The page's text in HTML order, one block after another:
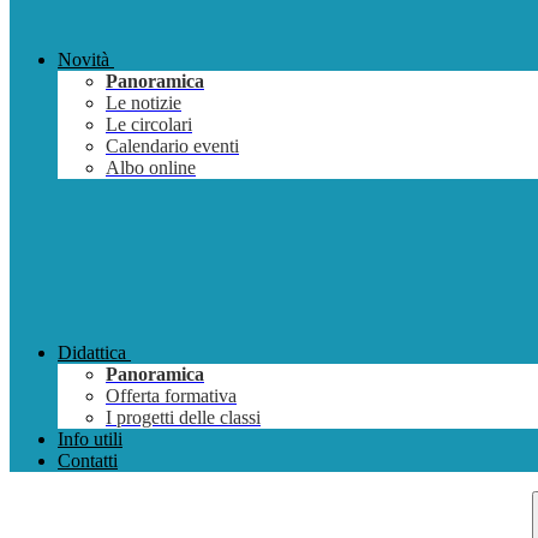
Novità
Panoramica
Le notizie
Le circolari
Calendario eventi
Albo online
Didattica
Panoramica
Offerta formativa
I progetti delle classi
Info utili
Contatti